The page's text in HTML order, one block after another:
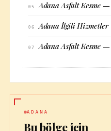
05 Adana Asfalt Kesme
06 Adana İlgili Hizmetler
07 Adana Asfalt Kesme
ADANA
Bu bölge için